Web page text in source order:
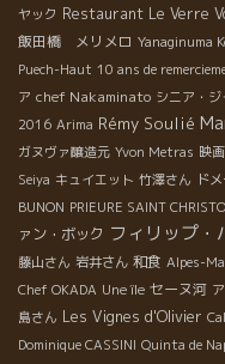
ヤック Restaurant Le Verre
飯田橋 メリメロ Yanaginuma
Puech-Haut 10 ans de
ア chef Nakaminato シニア・
2016 Arima Rémy Soulié
ガヌヴァ醸造元 Yvon Metras 映画
Seiya キュイエット 竹澤さん ド
BUNON PRIEURE SAINT
ァン・ボック フィリップ・
藤山さん 岩井さん 和食 Alpes-
Chef OKADA Une île セーヌ河
島さん Les Vignes d'Olivier
Dominique CASSINI Quinta de